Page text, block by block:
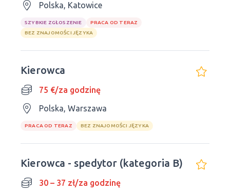
Polska, Katowice
SZYBKIE ZGŁOSZENIE
PRACA OD TERAZ
BEZ ZNAJOMOŚCI JĘZYKA
Kierowca
75 €/za godzinę
Polska, Warszawa
PRACA OD TERAZ BEZ ZNAJOMOŚCI JĘZYKA
Kierowca - spedytor (kategoria B)
30 – 37 zł/za godzinę